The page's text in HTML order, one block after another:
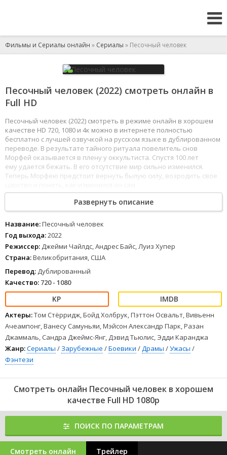
Фильмы и Сериалы онлайн » Сериалы » Песочный человек
Песочный человек (2022) смотреть онлайн в
Full HD
Песочный человек (2022) смотреть в режиме онлайн в хорошем
качестве HD 720, 1080 и 4к можно в интернете полностью
бесплатно с лучшей озвучкой на русском языке в дублированном
переводе. В результате тайного ритуала повелитель снов
Морфей оказывается в плену у оккультиста. Спустя 100 лет
ему удается бежать. В его отсутствие мир сильно изменился.
Теперь Морфею предстоит вернуть былую силу, возродить свое
12345 678
Развернуть описание
Название:Песочный человек
Год выхода:2022
Режиссер: Джейми Чайлдс, Андрес Байс, Луиз Хупер
Страна:Великобритания, США
Перевод: Дублированный
Качество: 720 - 1080
Актеры:Том Стёрридж, Бойд Холбрук, Пэттон Освальт, Вивьенн
Ачеампонг, Ванесу Самуньяи, Мэйсон Александр Парк, Разан
Джаммаль, Сандра Джеймс-Янг, Дэвид Тьюлис, Эдди Каранджа
Жанр:Сериалы / Зарубежные /Боевики /Драмы /Ужасы /
Фэнтези
Смотреть онлайн Песочный человек в хорошем
качестве Full HD 1080p
ПОИСК ПО ПАРАМЕТРАМ
Смотреть онлайн Трейлер